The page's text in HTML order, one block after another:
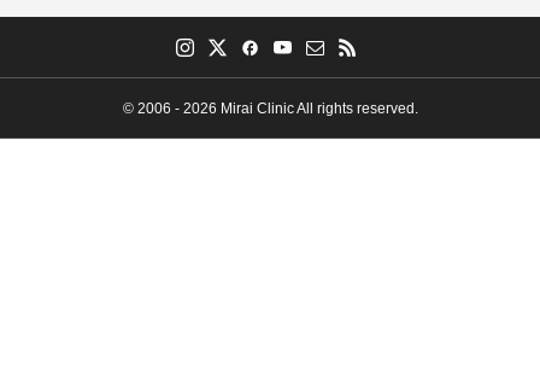
© 2006 - 2026 Mirai Clinic All rights reserved.